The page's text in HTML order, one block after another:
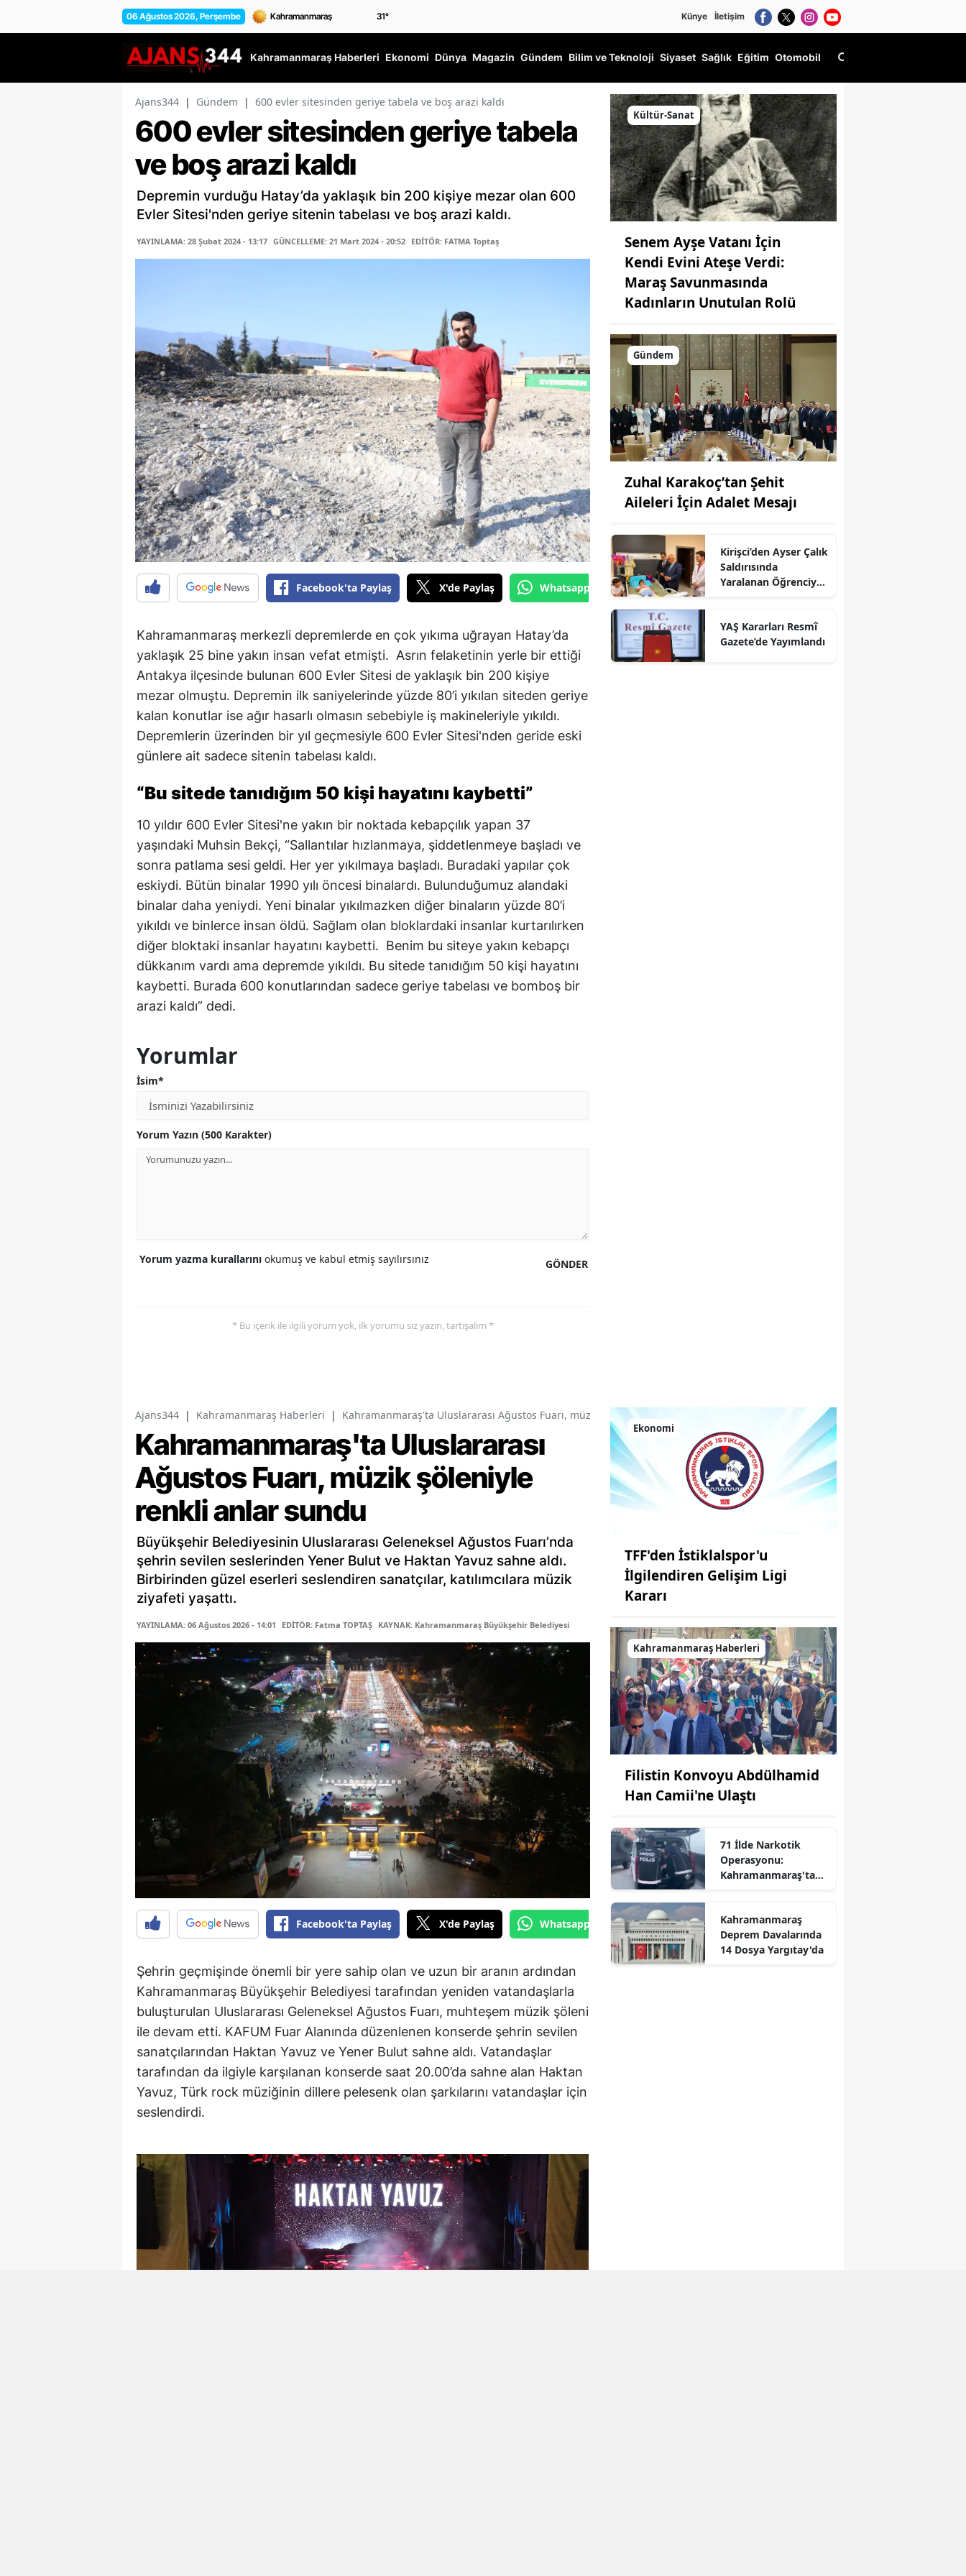
06 Ağustos 2026, Perşembe 31° Künye İletişim
Kahramanmaraş Haberleri Ekonomi Dünya Magazin Gündem Bilim ve Teknoloji Siyaset Sağlık Eğitim Otomobil
Ajans344 | Gündem | 600 evler sitesinden geriye tabela ve boş arazi kaldı
600 evler sitesinden geriye tabela
ve boş arazi kaldı
Depremin vurduğu Hatay’da yaklaşık bin 200 kişiye mezar olan 600
Evler Sitesi'nden geriye sitenin tabelası ve boş arazi kaldı.
YAYINLAMA: 28 Şubat 2024 - 13:17 GÜNCELLEME: 21 Mart 2024 - 20:52 EDİTÖR: FATMA Toptaş
Facebook'ta Paylaş X'de Paylaş Whatsapp'tan Gönder
Kahramanmaraş merkezli depremlerde en çok yıkıma uğrayan Hatay’da
yaklaşık 25 bine yakın insan vefat etmişti. Asrın felaketinin yerle bir ettiği
Antakya ilçesinde bulunan 600 Evler Sitesi de yaklaşık bin 200 kişiye
mezar olmuştu. Depremin ilk saniyelerinde yüzde 80’i yıkılan siteden geriye
kalan konutlar ise ağır hasarlı olmasın sebebiyle iş makineleriyle yıkıldı.
Depremlerin üzerinden bir yıl geçmesiyle 600 Evler Sitesi'nden geride eski
günlere ait sadece sitenin tabelası kaldı.
“Bu sitede tanıdığım 50 kişi hayatını kaybetti”
10 yıldır 600 Evler Sitesi'ne yakın bir noktada kebapçılık yapan 37
yaşındaki Muhsin Bekçi, “Sallantılar hızlanmaya, şiddetlenmeye başladı ve
sonra patlama sesi geldi. Her yer yıkılmaya başladı. Buradaki yapılar çok
eskiydi. Bütün binalar 1990 yılı öncesi binalardı. Bulunduğumuz alandaki
binalar daha yeniydi. Yeni binalar yıkılmazken diğer binaların yüzde 80’i
yıkıldı ve binlerce insan öldü. Sağlam olan bloklardaki insanlar kurtarılırken
diğer bloktaki insanlar hayatını kaybetti. Benim bu siteye yakın kebapçı
dükkanım vardı ama depremde yıkıldı. Bu sitede tanıdığım 50 kişi hayatını
kaybetti. Burada 600 konutlarından sadece geriye tabelası ve bomboş bir
arazi kaldı” dedi.
Yorumlar
İsim*
Yorum Yazın (500 Karakter)
GÖNDER
Yorum yazma kurallarını okumuş ve kabul etmiş sayılırsınız
* Bu içerik ile ilgili yorum yok, ilk yorumu siz yazın, tartışalım *
Kültür-Sanat
Senem Ayşe Vatanı İçin
Kendi Evini Ateşe Verdi:
Maraş Savunmasında
Kadınların Unutulan Rolü
Gündem
Zuhal Karakoç’tan Şehit
Aileleri İçin Adalet Mesajı
Kirişci’den Ayser Çalık
Saldırısında
Yaralanan Öğrenciye
YAŞ Kararları Resmî
Gazete’de Yayımlandı
Ajans344 | Kahramanmaraş Haberleri | Kahramanmaraş'ta Uluslararası Ağustos Fuarı, müzik şöleniyle renkli anlar sundu
Kahramanmaraş'ta Uluslararası
Ağustos Fuarı, müzik şöleniyle
renkli anlar sundu
Büyükşehir Belediyesinin Uluslararası Geleneksel Ağustos Fuarı’nda
şehrin sevilen seslerinden Yener Bulut ve Haktan Yavuz sahne aldı.
Birbirinden güzel eserleri seslendiren sanatçılar, katılımcılara müzik
ziyafeti yaşattı.
YAYINLAMA: 06 Ağustos 2026 - 14:01 EDİTÖR: Fatma TOPTAŞ KAYNAK: Kahramanmaraş Büyükşehir Belediyesi
Facebook'ta Paylaş X'de Paylaş Whatsapp'tan Gönder
Şehrin geçmişinde önemli bir yere sahip olan ve uzun bir aranın ardından
Kahramanmaraş Büyükşehir Belediyesi tarafından yeniden vatandaşlarla
buluşturulan Uluslararası Geleneksel Ağustos Fuarı, muhteşem müzik şöleni
ile devam etti. KAFUM Fuar Alanında düzenlenen konserde şehrin sevilen
sanatçılarından Haktan Yavuz ve Yener Bulut sahne aldı. Vatandaşlar
tarafından da ilgiyle karşılanan konserde saat 20.00’da sahne alan Haktan
Yavuz, Türk rock müziğinin dillere pelesenk olan şarkılarını vatandaşlar için
seslendirdi.
Ekonomi
TFF'den İstiklalspor'u
İlgilendiren Gelişim Ligi
Kararı
Kahramanmaraş Haberleri
Filistin Konvoyu Abdülhamid
Han Camii'ne Ulaştı
71 İlde Narkotik
Operasyonu:
Kahramanmaraş'ta
Kahramanmaraş
Deprem Davalarında
14 Dosya Yargıtay'da